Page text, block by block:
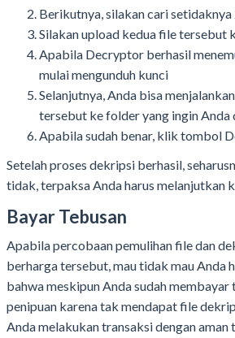
Berikutnya, silakan cari
Silakan upload kedua file
Apabila Decryptor berhasil
mulai mengunduh kunci
Selanjutnya, Anda bisa
tersebut ke folder yang ingin Anda
Apabila sudah benar, klik tombol
Setelah proses dekripsi berhasil,
tidak, terpaksa Anda harus melanjutkan
Bayar Tebusan
Apabila percobaan pemulihan file dan
berharga tersebut, mau tidak mau Anda
bahwa meskipun Anda sudah
penipuan karena tak mendapat file
Anda melakukan transaksi dengan